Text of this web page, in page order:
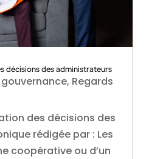
décisions des administrateurs
, Regards
des décisions des
rédigée par : Les
coopérative ou d’un